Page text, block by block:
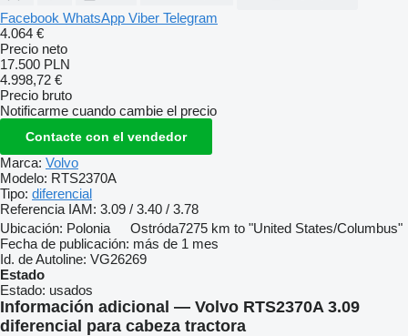
Facebook WhatsApp Viber Telegram
4.064 €
Precio neto
17.500 PLN
4.998,72 €
Precio bruto
Notificarme cuando cambie el precio
Contacte con el vendedor
Marca: Volvo
Modelo: RTS2370A
Tipo: diferencial
Referencia IAM: 3.09 / 3.40 / 3.78
Ubicación: Polonia Ostróda7275 km to "United States/Columbus"
Fecha de publicación: más de 1 mes
Id. de Autoline: VG26269
Estado
Estado: usados
Información adicional — Volvo RTS2370A 3.09
diferencial para cabeza tractora